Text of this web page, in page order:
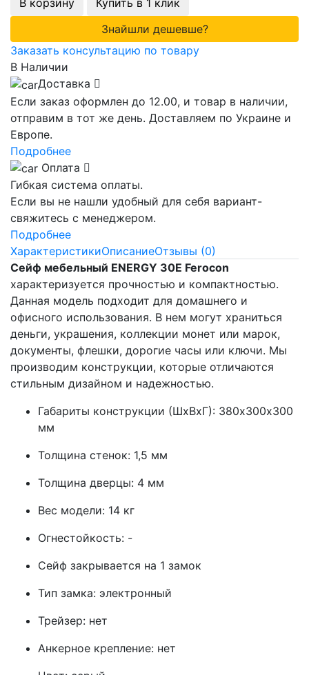
В корзину
Купить в 1 клик
Знайшли дешевше?
Заказать консультацию по товару
В Наличии
Доставка
Если заказ оформлен до 12.00, и товар в наличии,
отправим в тот же день. Доставляем по Украине и
Европе.
Подробнее
Оплата
Гибкая система оплаты.
Если вы не нашли удобный для себя вариант-
свяжитесь с менеджером.
Подробнее
ХарактеристикиОписаниеОтзывы (0)
Сейф мебельный ENERGY 30E Ferocon
характеризуется прочностью и компактностью.
Данная модель подходит для домашнего и
офисного использования. В нем могут храниться
деньги, украшения, коллекции монет или марок,
документы, флешки, дорогие часы или ключи. Мы
производим конструкции, которые отличаются
стильным дизайном и надежностью.
Габариты конструкции (ШхВхГ): 380х300х300
мм
Толщина стенок: 1,5 мм
Толщина дверцы: 4 мм
Вес модели: 14 кг
Огнестойкость: -
Сейф закрывается на 1 замок
Тип замка: электронный
Трейзер: нет
Анкерное крепление: нет